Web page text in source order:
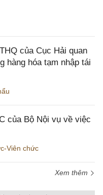
của Cục Hải quan
hàng hóa tạm nhập tái
của Bộ Nội vụ về việc
Viên chức
Xem thêm